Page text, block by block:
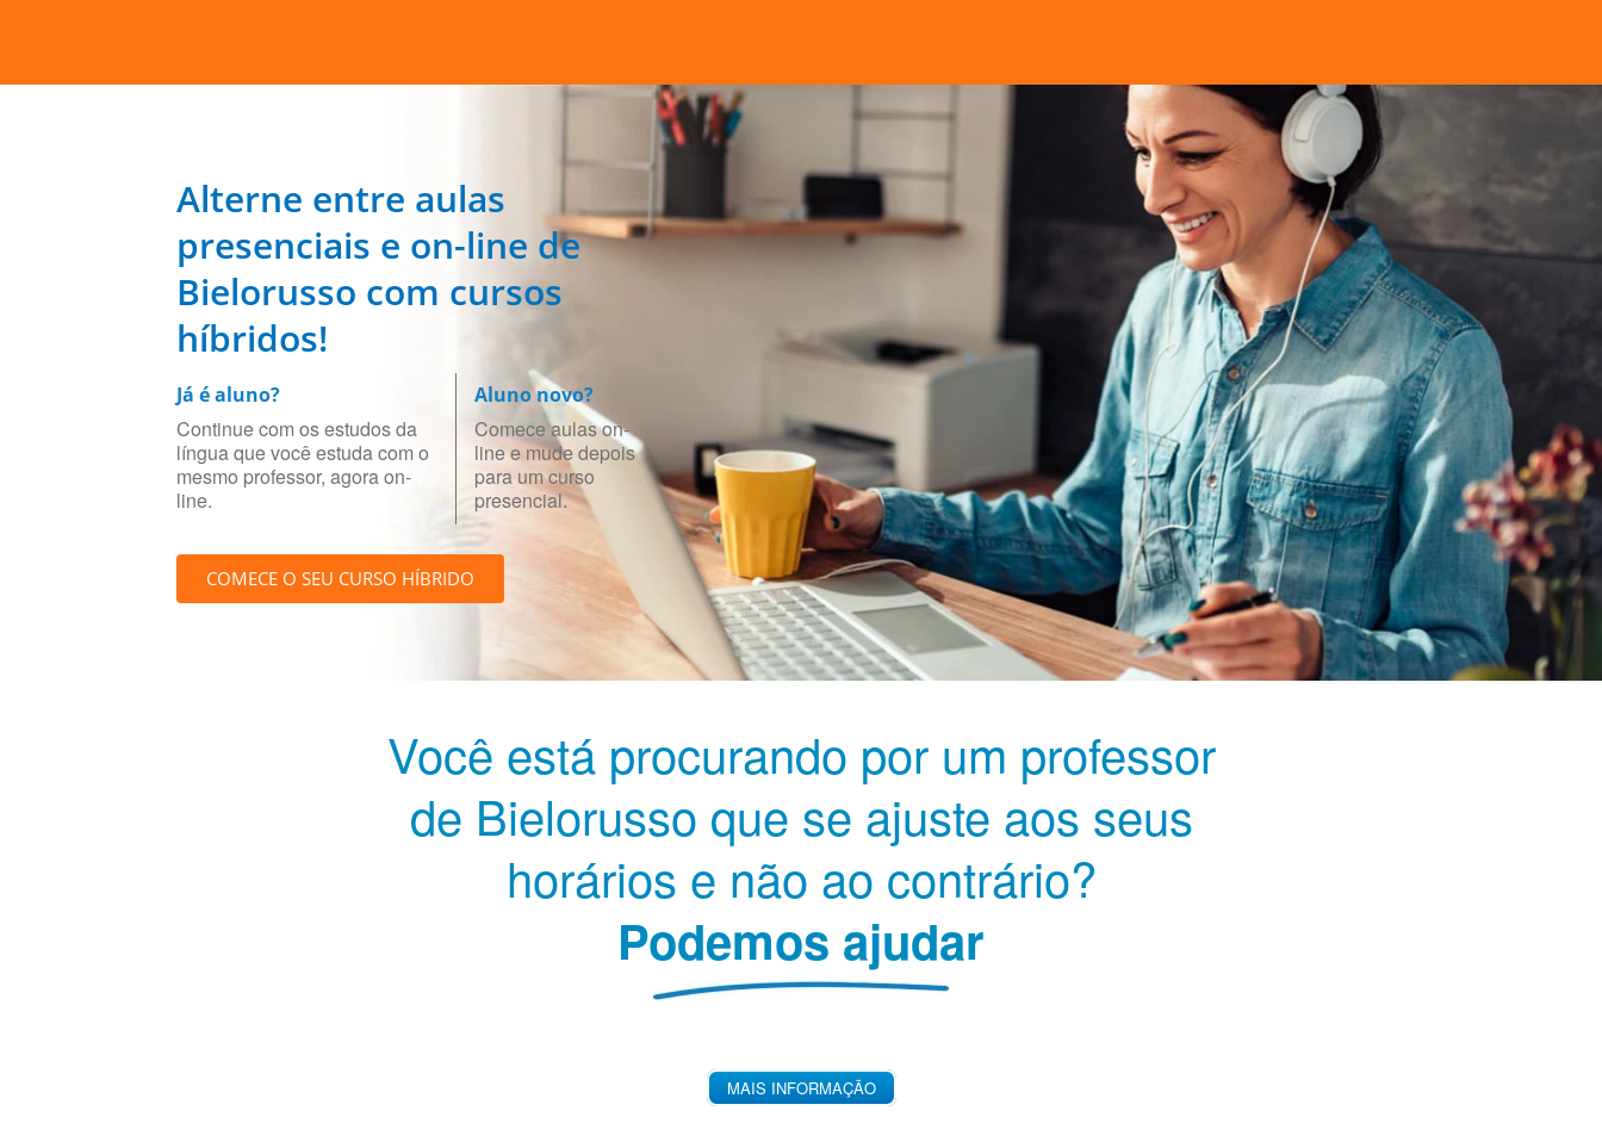
Alterne entre aulas
presenciais e on-line de
Bielorusso com cursos
híbridos!
Já é aluno?
Continue com os estudos da
língua que você estuda com o
mesmo professor, agora on-
line.
Aluno novo?
Comece aulas on-
line e mude depois
para um curso
presencial.
COMECE O SEU CURSO HÍBRIDO
Você está procurando por um professor
de Bielorusso que se ajuste aos seus
horários e não ao contrário?
Podemos ajudar
MAIS INFORMAÇÃO